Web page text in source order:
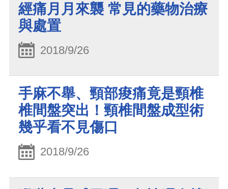
經痛月月來襲 常見的藥物治療
與處置
2018/9/26
手麻不舉、頸部痠痛竟是頸椎
椎間盤突出！頸椎間盤成型術
幾乎看不見傷口
2018/9/26